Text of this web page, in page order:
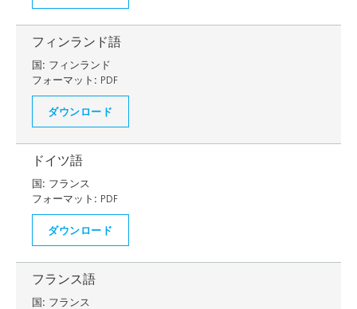
フィンランド語
国: フィンランド
フォーマット: PDF
ダウンロード
ドイツ語
国: フランス
フォーマット: PDF
ダウンロード
フランス語
国: フランス